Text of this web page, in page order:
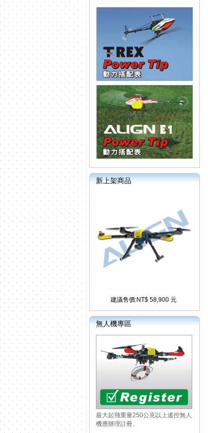
新上架商品
建議售價:NT$ 58,900 元
無人機專區
最大起飛重量250公克以上遙控無人
機應辦理註冊。